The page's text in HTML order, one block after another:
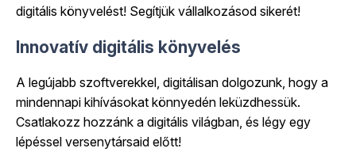
digitális könyvelést! Segítjük vállalkozásod sikerét!
Innovatív digitális könyvelés
A legújabb szoftverekkel, digitálisan dolgozunk, hogy a
mindennapi kihívásokat könnyedén leküzdhessük.
Csatlakozz hozzánk a digitális világban, és légy egy
lépéssel versenytársaid előtt!